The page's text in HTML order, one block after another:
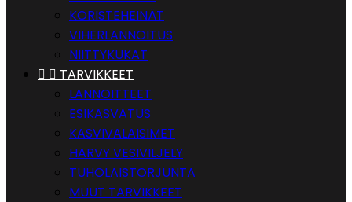
KORISTEHEINÄT
VIHERLANNOITUS
NIITTYKUKAT
  TARVIKKEET
LANNOITTEET
ESIKASVATUS
KASVIVALAISIMET
HARVY VESIVILJELY
TUHOLAISTORJUNTA
MUUT TARVIKKEET